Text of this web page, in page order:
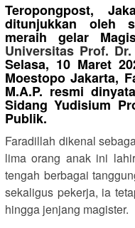
Teropongpost,
ditunjukkan oleh
meraih gelar
Universitas Prof.
Selasa, 10 Maret
Moestopo Jakarta,
M.A.P. resmi
Sidang Yudisium
Publik.
Faradillah dikenal
lima orang anak ini
tengah berbagai
sekaligus pekerja, ia
hingga jenjang magister.